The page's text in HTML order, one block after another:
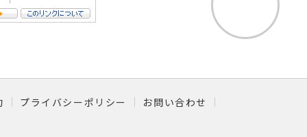
プライバシーポリシー お問い合わせ